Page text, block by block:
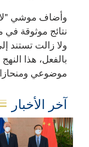
وأضاف موشي
نتائج موثوقة
ولا زالت تستند
بالفعل، هذا
موضوعي
آخر الأخبار